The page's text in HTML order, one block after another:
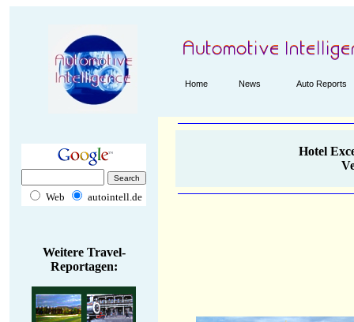
.
Home News Auto Reports
Web autointell.de
Weitere Travel-
Reportagen:
Hotel